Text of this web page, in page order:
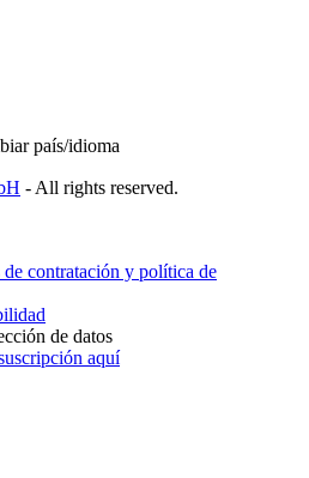
país/idioma
- All rights reserved.
contratación y política de
de datos
aquí